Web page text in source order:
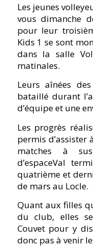
Les jeunes
vous dimanche
pour leur
Kids 1 se sont
dans la salle
matinales.
Leurs aînées
bataillé durant
d’équipe et une
Les progrès
permis d’assister
matches à
d’espaceVal
quatrième et
de mars au Locle.
Quant aux filles
du club, elles
Couvet pour y
donc pas à venir